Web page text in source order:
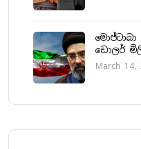
ඩොලර්
March 14,